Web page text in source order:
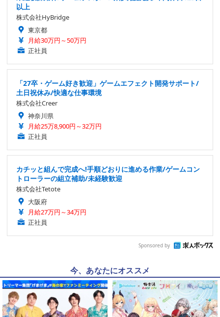
以上
株式会社HyBridge
東京都
月給30万円～50万円
正社員
「27卒・ゲーム好き歓迎」ゲームエフェクト開発サポート/
土日祝休み/快適な仕事環境
株式会社Creer
神奈川県
月給25万8,900円～32万円
正社員
カチッと組んで完成へ!手順どおりに進める作業/ゲームコン
トローラーの組立補助/未経験歓迎
株式会社Tetote
大阪府
月給27万円～34万円
正社員
Sponsored by
今、あなたにオススメ